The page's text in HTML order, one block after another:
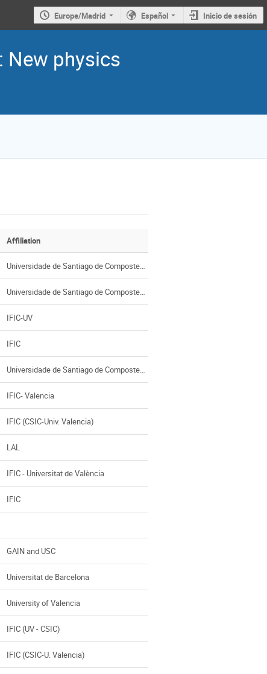
Europe/Madrid Español Inicio de sesión
New physics
Affiliation
IFIC-UV
IFIC
IFIC- Valencia
IFIC (CSIC-Univ. Valencia)
LAL
IFIC - Universitat de València
IFIC
GAIN and USC
Universitat de Barcelona
University of Valencia
IFIC (UV - CSIC)
IFIC (CSIC-U. Valencia)